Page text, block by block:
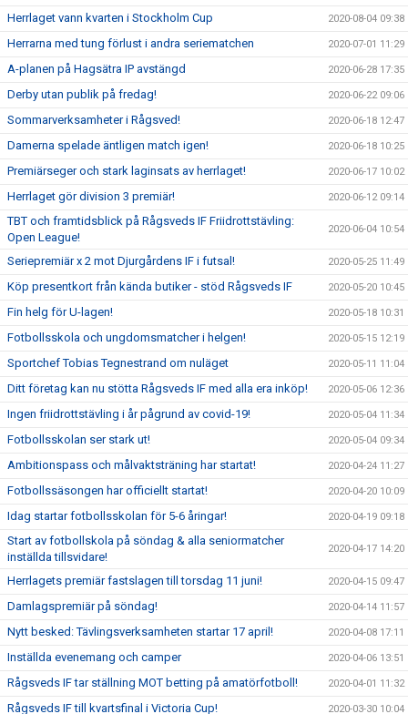
Herrlaget vann kvarten i Stockholm Cup 2020-08-04 09:38
Herrarna med tung förlust i andra seriematchen 2020-07-01 11:29
A-planen på Hagsätra IP avstängd 2020-06-28 17:35
Derby utan publik på fredag! 2020-06-22 09:06
Sommarverksamheter i Rågsved! 2020-06-18 12:47
Damerna spelade äntligen match igen! 2020-06-18 10:25
Premiärseger och stark laginsats av herrlaget! 2020-06-17 10:02
Herrlaget gör division 3 premiär! 2020-06-12 09:14
TBT och framtidsblick på Rågsveds IF Friidrottstävling:
Open League!
2020-06-04 10:54
Seriepremiär x 2 mot Djurgårdens IF i futsal! 2020-05-25 11:49
Köp presentkort från kända butiker - stöd Rågsveds IF 2020-05-20 10:45
Fin helg för U-lagen! 2020-05-18 10:31
Fotbollsskola och ungdomsmatcher i helgen! 2020-05-15 12:19
Sportchef Tobias Tegnestrand om nuläget 2020-05-11 11:04
Ditt företag kan nu stötta Rågsveds IF med alla era inköp! 2020-05-06 12:36
Ingen friidrottstävling i år pågrund av covid-19! 2020-05-04 11:34
Fotbollsskolan ser stark ut! 2020-05-04 09:34
Ambitionspass och målvaktsträning har startat! 2020-04-24 11:27
Fotbollssäsongen har officiellt startat! 2020-04-20 10:09
Idag startar fotbollsskolan för 5-6 åringar! 2020-04-19 09:18
Start av fotbollskola på söndag & alla seniormatcher
inställda tillsvidare!
2020-04-17 14:20
Herrlagets premiär fastslagen till torsdag 11 juni! 2020-04-15 09:47
Damlagspremiär på söndag! 2020-04-14 11:57
Nytt besked: Tävlingsverksamheten startar 17 april! 2020-04-08 17:11
Inställda evenemang och camper 2020-04-06 13:51
Rågsveds IF tar ställning MOT betting på amatörfotboll! 2020-04-01 11:32
Rågsveds IF till kvartsfinal i Victoria Cup! 2020-03-30 10:04